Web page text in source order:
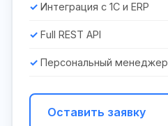
Интеграция с 1С и ERP
Full REST API
Персональный менеджер
Оставить заявку